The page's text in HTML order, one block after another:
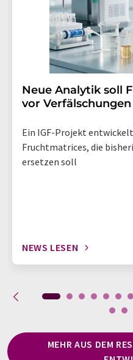
Neue Analytik soll
vor
Ein IGF-Projekt
Fruchtmatrices, die
ersetzen soll
NEWS LESEN
MEHR AUS DEM